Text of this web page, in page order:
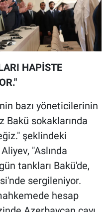
HAPİSTE
bazı yöneticilerinin
Bakü sokaklarında
şeklindeki
"Aslında
tankları Bakü'de,
sergileniyor.
hesap